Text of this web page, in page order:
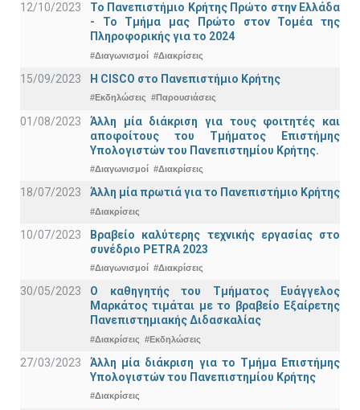
12/10/2023
Το Πανεπιστήμιο Κρήτης Πρώτο στην Ελλάδα
- Το Τμήμα μας Πρώτο στον Τομέα της
Πληροφορικής για το 2024
#Διαγωνισμοί #Διακρίσεις
15/09/2023 Η CISCO στο Πανεπιστήμιο Κρήτης
#Εκδηλώσεις #Παρουσιάσεις
01/08/2023
Άλλη μία διάκριση για τους φοιτητές και
αποφοίτους του Τμήματος Επιστήμης
Υπολογιστών του Πανεπιστημίου Κρήτης.
#Διαγωνισμοί #Διακρίσεις
18/07/2023 Άλλη μία πρωτιά για το Πανεπιστήμιο Κρήτης
#Διακρίσεις
10/07/2023
Βραβείο καλύτερης τεχνικής εργασίας στο
συνέδριο PETRA 2023
#Διαγωνισμοί #Διακρίσεις
30/05/2023
Ο καθηγητής του Τμήματος Ευάγγελος
Μαρκάτος τιμάται με το βραβείο Εξαίρετης
Πανεπιστημιακής Διδασκαλίας
#Διακρίσεις #Εκδηλώσεις
27/03/2023
Άλλη μία διάκριση για το Τμήμα Επιστήμης
Υπολογιστών του Πανεπιστημίου Κρήτης
#Διακρίσεις